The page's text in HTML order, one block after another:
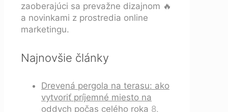
zaoberajúci sa prevažne dizajnom 🔥
a novinkami z prostredia online
marketingu.
Najnovšie články
Drevená pergola na terasu: ako
vytvoriť príjemné miesto na
oddych počas celého roka 8.